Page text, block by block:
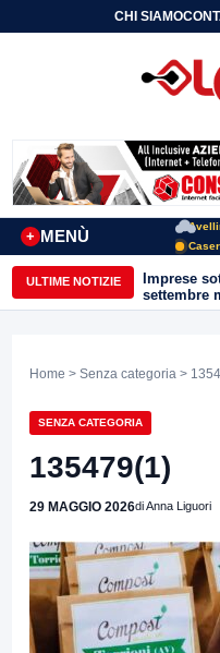
CHI SIAMO
MENÙ
+
ULTIME NOTIZIE
Guardia
con un
Home > Senza categoria >
SENZA CATEGORIA
135479(1)
29 MAGGIO 2026di Anna Liguori